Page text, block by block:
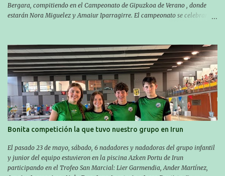
Bergara, compitiendo en el Campeonato de Gipuzkoa de Verano , donde
estarán Nora Miguelez y Amaiur Iparragirre. El campeonato se celebrará
sábado por la tarde a las 16:30. Por otro lado, otro grupo pequeño actuará
en el polideportivo Antzizar de Beasain en el XXIIIº memorial Leire
Contreras , en una mañana popular festiva organizada por el club Igartza.
Las pruebas empezarán a las 10:30, a las 11:30 habrá pruebas populares
australianas y después habrá un almuerzo para todos y todas las
participantes. Toda la información sobre convocatorias y competiciones la
encontraréis en nuestra web, en el siguiente enlace:
https://www.es.buruntzaldeaikt.eus/competici%C3%B3n/egutegia#h.9xisch
p06awl ¡Mucha suert...
Bonita competición la que tuvo nuestro grupo en Irun
El pasado 23 de mayo, sábado, 6 nadadores y nadadoras del grupo infantil
y junior del equipo estuvieron en la piscina Azken Portu de Irun
participando en el Trofeo San Marcial: Lier Garmendia, Ander Martínez,